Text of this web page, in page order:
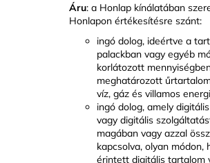
Áru: a Honlap kínálatában
Honlapon értékesítésre szánt:
ingó dolog, ideértve a
palackban vagy egyéb
korlátozott
meghatározott
víz, gáz és villamos
ingó dolog, amely
vagy digitális
magában vagy azzal
kapcsolva, olyan módon,
érintett digitális tartalom